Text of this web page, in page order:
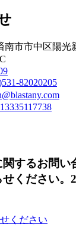
南市市中区陽光
82020205
するお問い
せください
ください